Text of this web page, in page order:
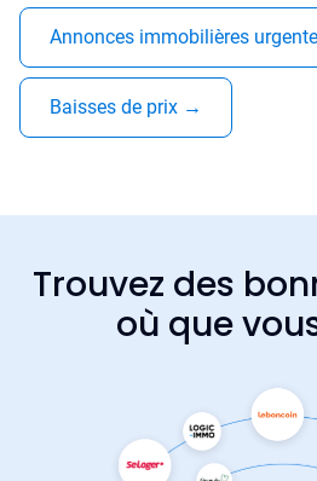
Annonces immobilières
Baisses de prix →
Trouvez des
où que